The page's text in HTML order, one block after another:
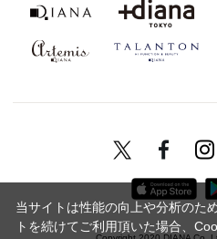
当サイトは性能の向上や分析のた
トを続けてご利用頂いた場合、